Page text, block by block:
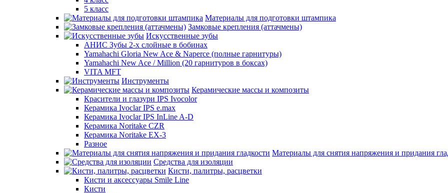
5 класс
Материалы для подготовки штампика
Замковые крепления (аттачмены)
Искусственные зубы
АНИС Зубы 2-х слойные в бобинах
Yamahachi Gloria New Ace & Naperce (полные гарнитуры)
Yamahachi New Ace / Million (20 гарнитуров в боксах)
VITA MFT
Инструменты
Керамические массы и композиты
Красители и глазури IPS Ivocolor
Керамика Ivoclar IPS e.max
Керамика Ivoclar IPS InLine A-D
Керамика Noritake CZR
Керамика Noritake EX-3
Разное
Материалы для снятия напряжения и придания
Средства для изоляции
Кисти, палитры, расцветки
Кисти и аксессуары Smile Line
Кисти